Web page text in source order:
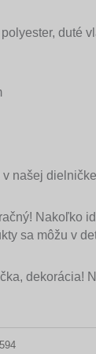
duté
našej
Nakoľko
sa môžu v
dekorácia!